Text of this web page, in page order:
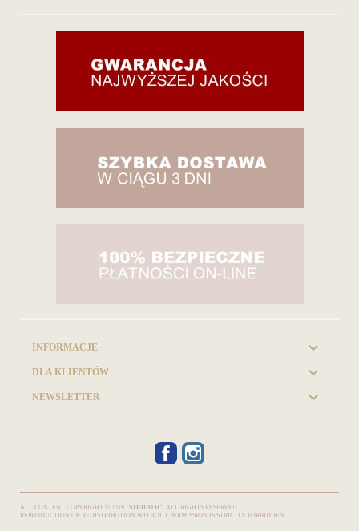
INFORMACJE 
DLA KLIENTÓW 
NEWSLETTER 
FACEBOOK
ALL CONTENT COPYRIGHT © 2019 "STUDIO H". ALL RIGHTS RESERVED
REPRODUCTION OR REDISTRIBUTION WITHOUT PERMISSION IS STRICTLY FORBIDDEN